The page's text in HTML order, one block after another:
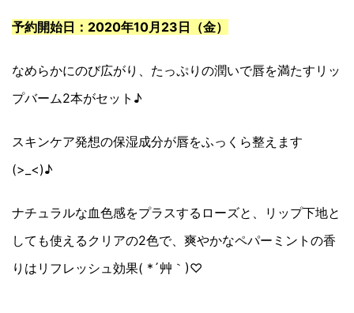
予約開始日：2020年10月23日（金）
なめらかにのび広がり、たっぷりの潤いで唇を満たすリッ
プバーム2本がセット♪
スキンケア発想の保湿成分が唇をふっくら整えます
(>_<)♪
ナチュラルな血色感をプラスするローズと、リップ下地と
しても使えるクリアの2色で、爽やかなペパーミントの香
りはリフレッシュ効果( *´艸｀)♡